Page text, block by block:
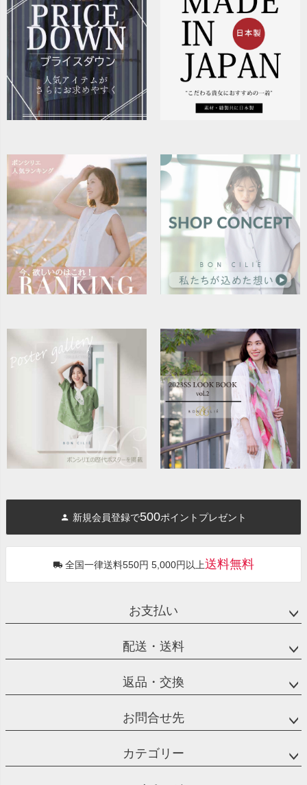
新規会員登録で500ポイントプレゼント
全国一律送料550円 5,000円以上送料無料
お支払い
配送・送料
返品・交換
お問合せ先
カテゴリー